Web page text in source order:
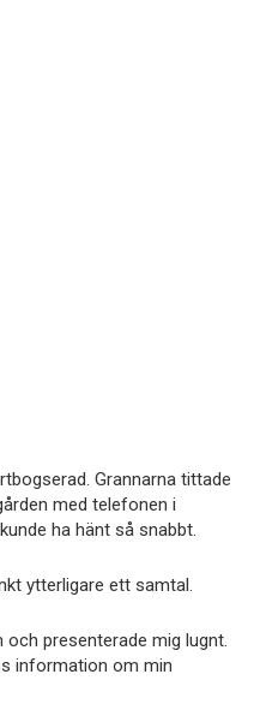
Grannarna tittade
med telefonen i
ha hänt så snabbt.
ytterligare ett samtal.
presenterade mig lugnt.
information om min